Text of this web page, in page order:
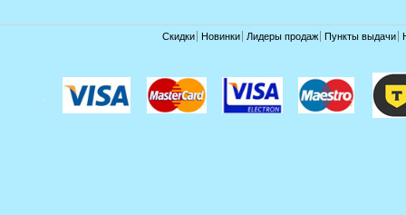
Скидки Новинки Лидеры продаж Пункты выдачи